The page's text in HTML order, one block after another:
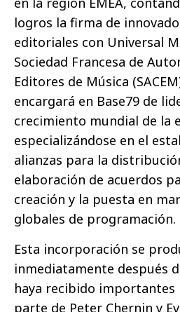
logros la firma de
editoriales con Universal
Sociedad Francesa de
Editores de Música
encargará en Base79 de
crecimiento mundial de la
especializándose en el
alianzas para la
elaboración de acuerdos
creación y la puesta en
globales de programación.
Esta incorporación se
inmediatamente después
haya recibido importantes
parte de Peter Chernin y